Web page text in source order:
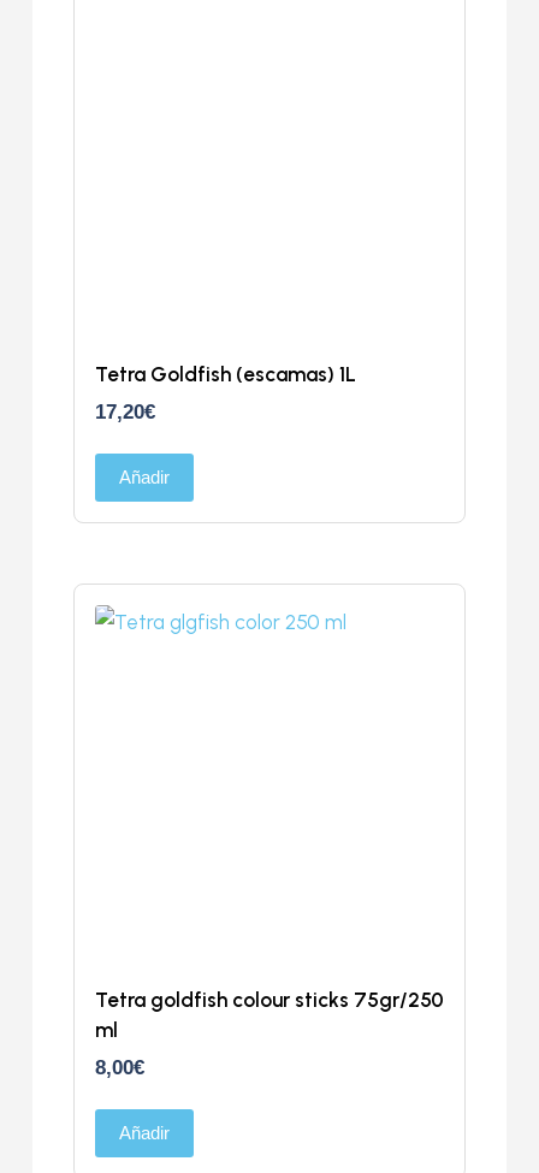
Tetra Goldfish (escamas) 1L
17,20€
Añadir
Tetra goldfish colour sticks 75gr/250
ml
8,00€
Añadir